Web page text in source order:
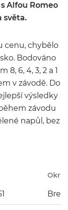
Alfou Romeo
světa.
cenu, chybělo
Bodováno
6, 4, 3, 2 a 1
v závodě. Do
výsledky
závodu
napůl, bez